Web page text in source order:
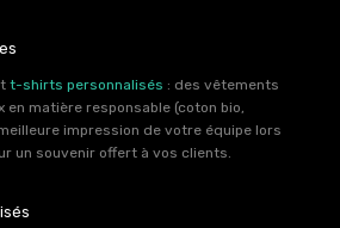
t-shirts personnalisés : des vêtements
matière responsable (coton bio,
impression de votre équipe lors
un souvenir offert à vos clients.